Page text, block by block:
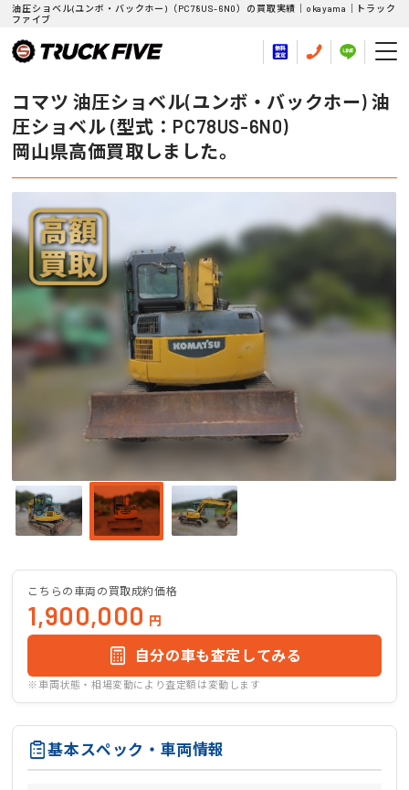
油圧ショベル(ユンボ・バックホー)（PC78US-6N0）の買取実績｜okayama｜トラック
ファイブ
コマツ 油圧ショベル(ユンボ・バックホー) 油
圧ショベル (型式：PC78US-6N0)
岡山県高価買取しました。
こちらの車両の買取成約価格
1,900,000 円
自分の車も査定してみる
※車両状態・相場変動により査定額は変動します
基本スペック・車両情報